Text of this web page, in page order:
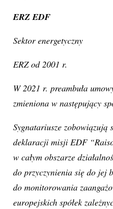
ERZ EDF
Sektor energetyczny
ERZ od 2001 r.
W 2021 r. preambuła
zmieniona w następujący
Sygnatariusze zobowiązują
deklaracji misji EDF
w całym obszarze
do przyczynienia się do jej
do monitorowania
europejskich spółek